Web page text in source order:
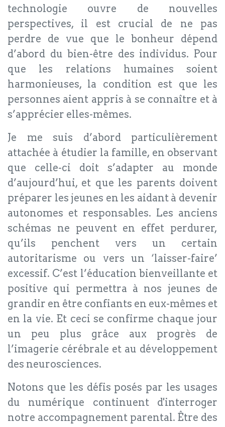
technologie ouvre de nouvelles
perspectives, il est crucial de ne pas
perdre de vue que le bonheur dépend
d’abord du bien-être des individus. Pour
que les relations humaines soient
harmonieuses, la condition est que les
personnes aient appris à se connaître et à
s’apprécier elles-mêmes.
Je me suis d’abord particulièrement
attachée à étudier la famille, en observant
que celle-ci doit s’adapter au monde
d’aujourd’hui, et que les parents doivent
préparer les jeunes en les aidant à devenir
autonomes et responsables. Les anciens
schémas ne peuvent en effet perdurer,
qu’ils penchent vers un certain
autoritarisme ou vers un ‘laisser-faire’
excessif. C’est l’éducation bienveillante et
positive qui permettra à nos jeunes de
grandir en être confiants en eux-mêmes et
en la vie. Et ceci se confirme chaque jour
un peu plus grâce aux progrès de
l’imagerie cérébrale et au développement
des neurosciences.
Notons que les défis posés par les usages
du numérique continuent d'interroger
notre accompagnement parental. Être des